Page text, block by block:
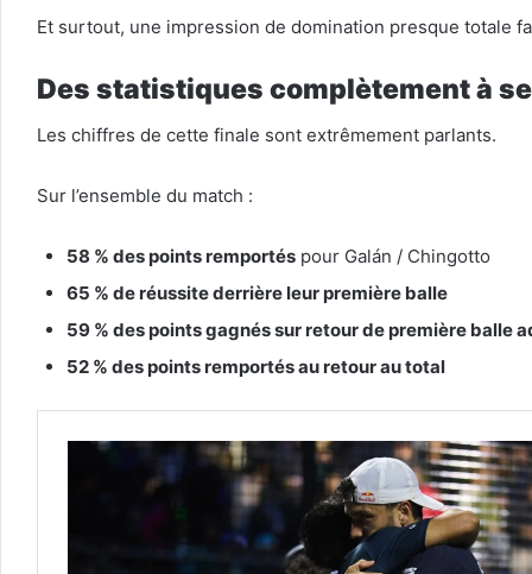
Et surtout, une impression de domination presque totale
Des statistiques complètement à
Les chiffres de cette finale sont extrêmement parlants.
Sur l’ensemble du match :
58 % des points remportés pour Galán / Chingotto
65 % de réussite derrière leur première balle
59 % des points gagnés sur retour de première balle
52 % des points remportés au retour au total